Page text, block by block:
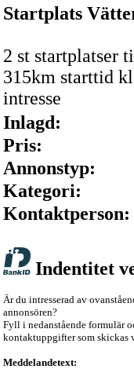
Startplats
2 st startplatser
315km starttid
intresse
Inlagd:
Pris:
Annonstyp:
Kategori:
Kontaktperson:
Indentitet
Är du intresserad av
annonsören?
Fyll i nedanstående formulär
kontaktuppgifter som skickas
Meddelandetext: